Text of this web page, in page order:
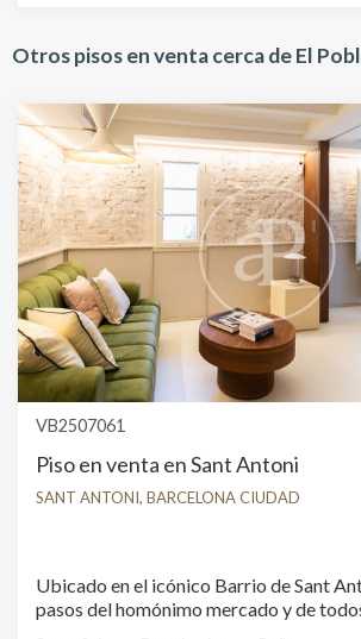
¡No deje escapar esta oportunidad,
Otros pisos en venta cerca de El
VB2507061
Piso en venta en Sant Antoni
SANT ANTONI, BARCELONA CIUDAD
Ubicado en el icónico Barrio de Sant
pasos del homónimo mercado y de